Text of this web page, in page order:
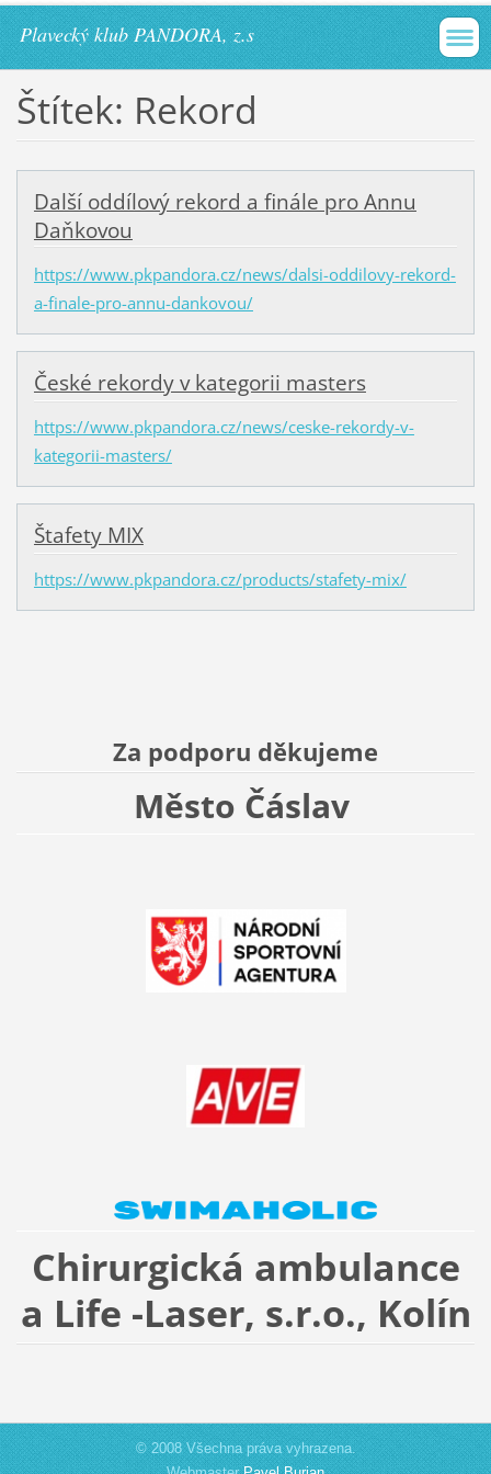
Plavecký klub PANDORA, z.s
Štítek: Rekord
Další oddílový rekord a finále pro Annu
Daňkovou
https://www.pkpandora.cz/news/dalsi-oddilovy-rekord-
a-finale-pro-annu-dankovou/
České rekordy v kategorii masters
https://www.pkpandora.cz/news/ceske-rekordy-v-
kategorii-masters/
Štafety MIX
https://www.pkpandora.cz/products/stafety-mix/
Za podporu děkujeme
Město Čáslav
Chirurgická ambulance
a Life -Laser, s.r.o., Kolín
© 2008 Všechna práva vyhrazena.